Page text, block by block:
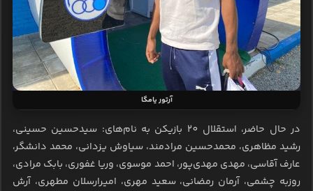
آرتور یامگا
در حال حاضر، استقلال 20 بازیکن به نام‌های: سیدحسین حسینی،
رشید مظاهری، محمدحسین مرادمند، سیاوش یزدانی، محمد دانشگر،
عارف آقاسی، مهدی مهدی‌پور، احمد موسوی، وریا غفوری، بابک مرادی،
روزبه چشمی، آرمان رمضانی، سعید مهری، امیرارسلان مطهری، آرش